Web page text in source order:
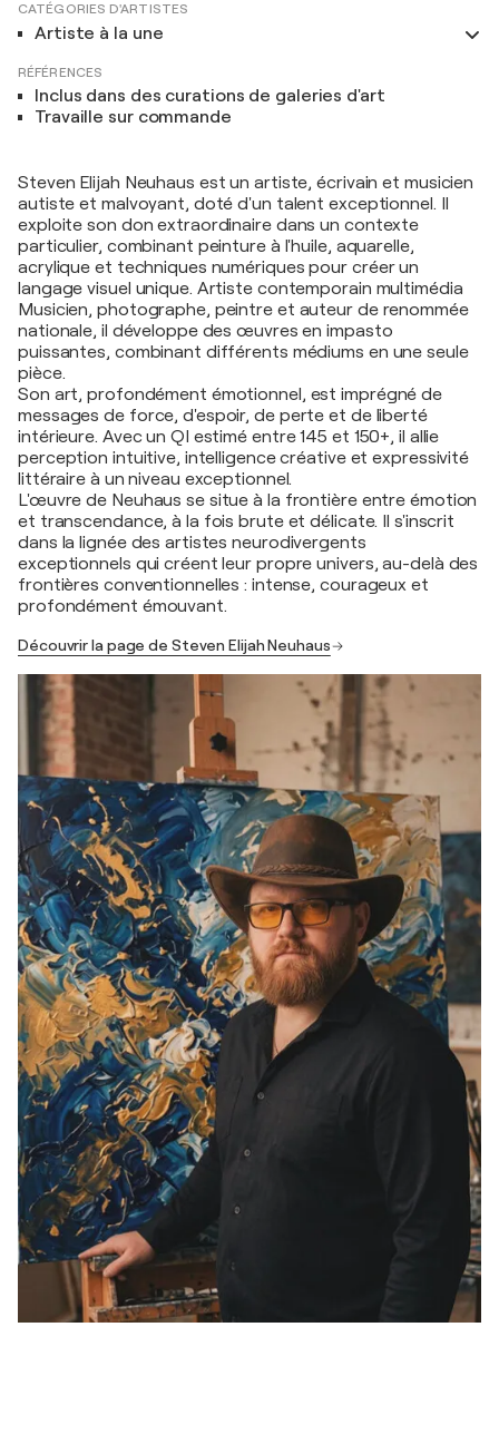
CATÉGORIES D'ARTISTES
Artiste à la une
RÉFÉRENCES
Inclus dans des curations de galeries d'art
Travaille sur commande
Steven Elijah Neuhaus est un artiste, écrivain et musicien
autiste et malvoyant, doté d'un talent exceptionnel. Il
exploite son don extraordinaire dans un contexte
particulier, combinant peinture à l'huile, aquarelle,
acrylique et techniques numériques pour créer un
langage visuel unique. Artiste contemporain multimédia
Musicien, photographe, peintre et auteur de renommée
nationale, il développe des œuvres en impasto
puissantes, combinant différents médiums en une seule
pièce.
Son art, profondément émotionnel, est imprégné de
messages de force, d'espoir, de perte et de liberté
intérieure. Avec un QI estimé entre 145 et 150+, il allie
perception intuitive, intelligence créative et expressivité
littéraire à un niveau exceptionnel.
L'œuvre de Neuhaus se situe à la frontière entre émotion
et transcendance, à la fois brute et délicate. Il s'inscrit
dans la lignée des artistes neurodivergents
exceptionnels qui créent leur propre univers, au-delà des
frontières conventionnelles : intense, courageux et
profondément émouvant.
Découvrir la page de Steven Elijah Neuhaus